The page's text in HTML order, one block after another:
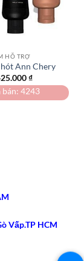
HỖ TRỢ
Ann Chery
₫.
₫Giá
hiện
tại
là:
bán: 4243
Vấp.TP HCM